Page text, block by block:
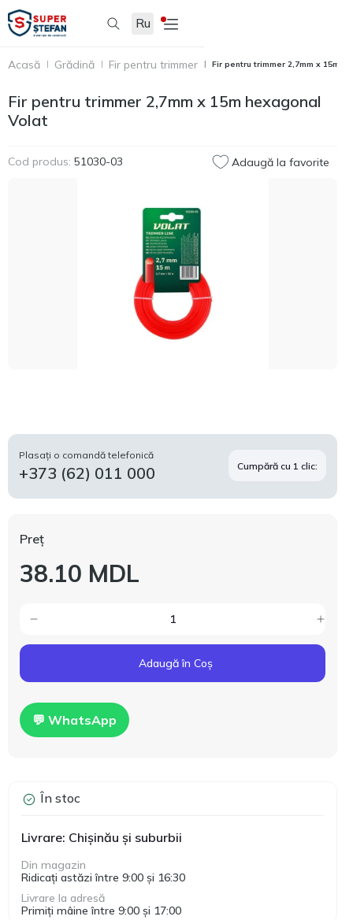
Ru
Acasă Grădină Fir pentru trimmer Fir pentru trimmer 2,7mm х 15m
Fir pentru trimmer 2,7mm х 15m hexagonal
Volat
Cod produs: 51030-03 Adaugă la favorite
Plasați o comandă telefonică
+373 (62) 011 000 Cumpără cu 1 clic:
Preț
38.10 MDL
Adaugă în Coș
💬 WhatsApp
În stoc
Livrare: Chișinău și suburbii
Din magazin
Ridicați astăzi între 9:00 și 16:30
Livrare la adresă
Primiți mâine între 9:00 și 17:00